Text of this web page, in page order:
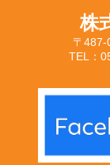
株
〒487-
TEL：